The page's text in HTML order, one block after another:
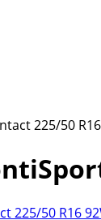
225/50